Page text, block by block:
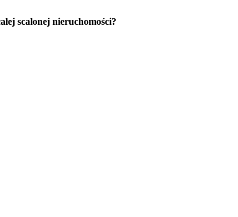
scalonej nieruchomości?
w nowym oknie